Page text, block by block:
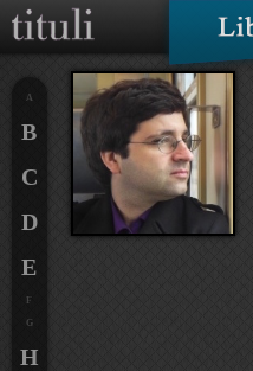
A
B
C
D
E
F
G
H